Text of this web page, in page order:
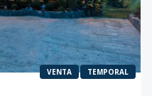
VENTA TEMPORAL